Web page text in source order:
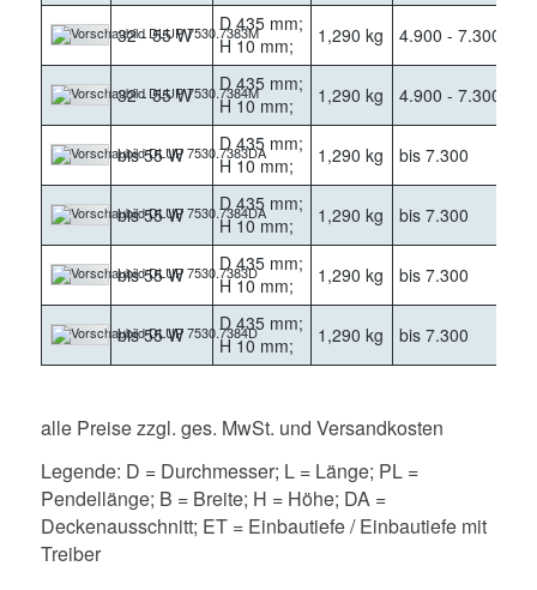
32 - 55 W
D 435 mm;
H 10 mm;
1,290 kg 4.900 - 7.300
32 - 55 W
D 435 mm;
H 10 mm;
1,290 kg 4.900 - 7.300
bis 55 W
D 435 mm;
H 10 mm;
1,290 kg bis 7.300
bis 55 W
D 435 mm;
H 10 mm;
1,290 kg bis 7.300
bis 55 W
D 435 mm;
H 10 mm;
1,290 kg bis 7.300
bis 55 W
D 435 mm;
H 10 mm;
1,290 kg bis 7.300
alle Preise zzgl. ges. MwSt. und Versandkosten
Legende: D = Durchmesser; L = Länge; PL =
Pendellänge; B = Breite; H = Höhe; DA =
Deckenausschnitt; ET = Einbautiefe / Einbautiefe mit
Treiber